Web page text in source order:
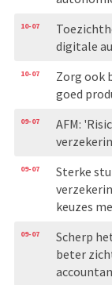
10-07
digitale
10-07
Zorg ook
goed
09-07
AFM:
09-07
Sterke
keuzes
09-07
Scherp
beter